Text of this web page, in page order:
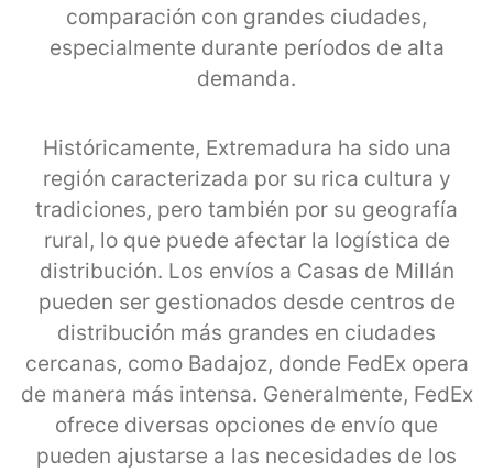
comparación con grandes ciudades,
especialmente durante períodos de alta
demanda.
Históricamente, Extremadura ha sido una
región caracterizada por su rica cultura y
tradiciones, pero también por su geografía
rural, lo que puede afectar la logística de
distribución. Los envíos a Casas de Millán
pueden ser gestionados desde centros de
distribución más grandes en ciudades
cercanas, como Badajoz, donde FedEx opera
de manera más intensa. Generalmente, FedEx
ofrece diversas opciones de envío que
pueden ajustarse a las necesidades de los